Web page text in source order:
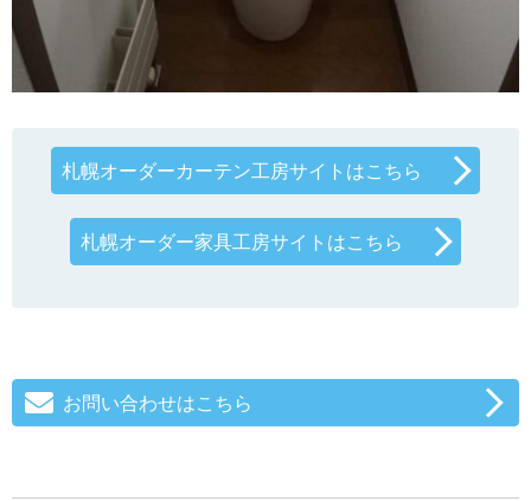
札幌オーダーカーテン工房サイトはこちら
札幌オーダー家具工房サイトはこちら
お問い合わせはこちら